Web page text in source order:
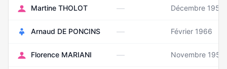
Martine THOLOT — Décembre 1955
Arnaud DE PONCINS — Février 1966
Florence MARIANI — Novembre 1959